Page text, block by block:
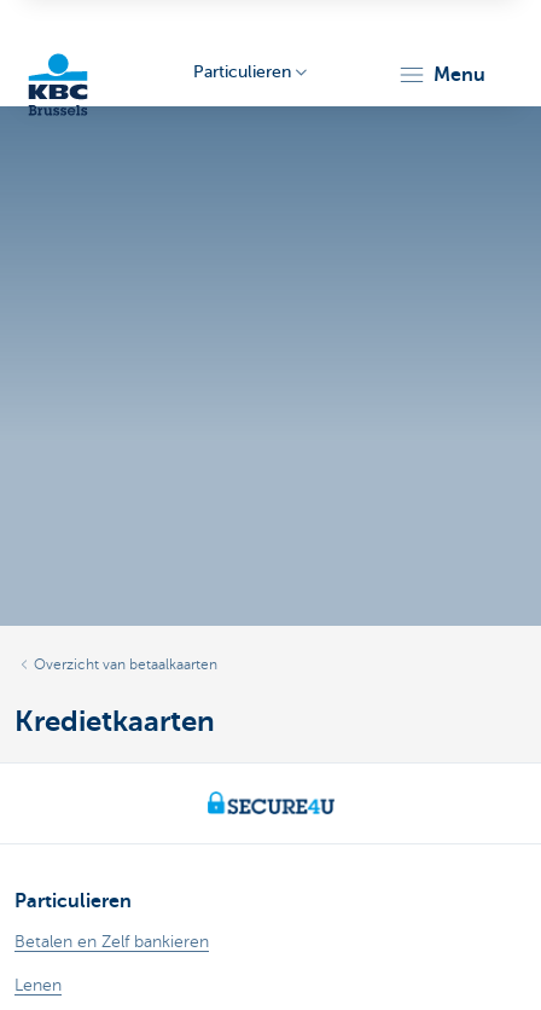
Particulieren menu
Overzicht van betaalkaarten
Kredietkaarten
Particulieren
Betalen en Zelf bankieren
Lenen